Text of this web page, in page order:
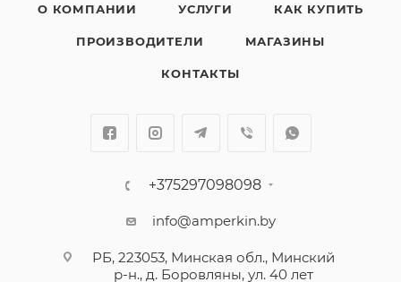
О КОМПАНИИ УСЛУГИ КАК КУПИТЬ
ПРОИЗВОДИТЕЛИ МАГАЗИНЫ
КОНТАКТЫ
+375297098098
info@amperkin.by
РБ, 223053, Минская обл., Минский
р-н., д. Боровляны, ул. 40 лет